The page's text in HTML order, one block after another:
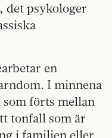
det psykologer
en
I minnena
som förts mellan
tonfall som är
i familjen eller